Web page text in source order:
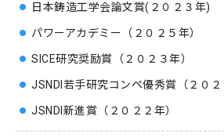
日本鋳造工学会論文賞(２０２３年)
パワーアカデミー（２０２５年）
SICE研究奨励賞（２０２３年）
JSNDI若手研究コンペ優秀賞（２０２
JSNDI新進賞（２０２２年）